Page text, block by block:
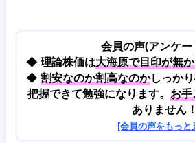
会員の声(アンケ
◆ 理論株価は大海原で目印が無
◆ 割安なのか割高なのかしっか
把握できて勉強になります。 お
ありません！
[会員の声をもっと